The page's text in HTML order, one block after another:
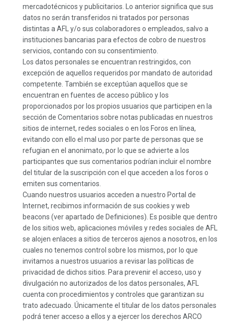
mercadotécnicos y publicitarios. Lo anterior significa que sus
datos no serán transferidos ni tratados por personas
distintas a AFL y/o sus colaboradores o empleados, salvo a
instituciones bancarias para efectos de cobro de nuestros
servicios, contando con su consentimiento.
Los datos personales se encuentran restringidos, con
excepción de aquellos requeridos por mandato de autoridad
competente. También se exceptúan aquellos que se
encuentran en fuentes de acceso público y los
proporcionados por los propios usuarios que participen en la
sección de Comentarios sobre notas publicadas en nuestros
sitios de internet, redes sociales o en los Foros en línea,
evitando con ello el mal uso por parte de personas que se
refugian en el anonimato, por lo que se advierte a los
participantes que sus comentarios podrían incluir el nombre
del titular de la suscripción con el que acceden a los foros o
emiten sus comentarios.
Cuando nuestros usuarios acceden a nuestro Portal de
Internet, recibimos información de sus cookies y web
beacons (ver apartado de Definiciones). Es posible que dentro
de los sitios web, aplicaciones móviles y redes sociales de AFL
se alojen enlaces a sitios de terceros ajenos a nosotros, en los
cuales no tenemos control sobre los mismos, por lo que
invitamos a nuestros usuarios a revisar las políticas de
privacidad de dichos sitios. Para prevenir el acceso, uso y
divulgación no autorizados de los datos personales, AFL
cuenta con procedimientos y controles que garantizan su
trato adecuado. Únicamente el titular de los datos personales
podrá tener acceso a ellos y a ejercer los derechos ARCO